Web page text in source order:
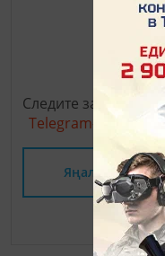
Следите за самым
Telegram-канале
Яңалыклар